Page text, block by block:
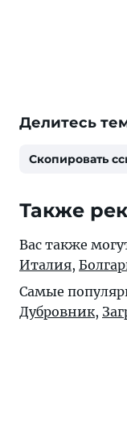
Делитесь
Скопировать
Также
Вас также
Италия,
Самые
Дубровник,